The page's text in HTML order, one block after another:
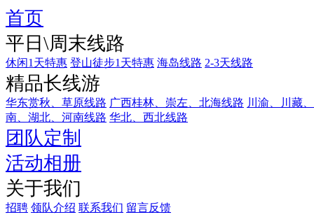
首页
平日\周末线路
休闲1天特惠 登山徒步1天特惠 海岛线路 2-3天线路
精品长线游
华东赏秋、草原线路 广西桂林、崇左、北海线路 川渝、川藏
南、湖北、河南线路 华北、西北线路
团队定制
活动相册
关于我们
招聘 领队介绍 联系我们 留言反馈